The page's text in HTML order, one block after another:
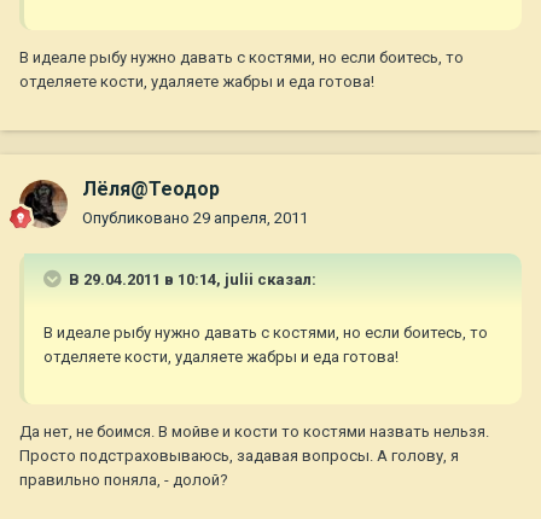
В идеале рыбу нужно давать с костями, но если боитесь, то
отделяете кости, удаляете жабры и еда готова!
Лёля@Теодор
Опубликовано 29 апреля, 2011
В 29.04.2011 в 10:14, julii сказал:
В идеале рыбу нужно давать с костями, но если боитесь, то
отделяете кости, удаляете жабры и еда готова!
Да нет, не боимся. В мойве и кости то костями назвать нельзя.
Просто подстраховываюсь, задавая вопросы. А голову, я
правильно поняла, - долой?